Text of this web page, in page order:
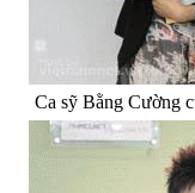
Ca sỹ Bằng Cường